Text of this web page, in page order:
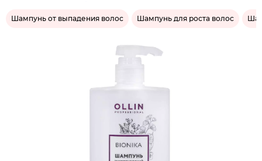
Шампунь от выпадения волос Шампунь для роста волос